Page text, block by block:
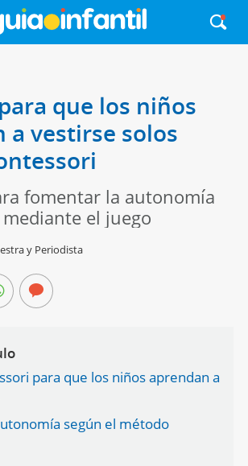
que los niños
a vestirse solos
fomentar la autonomía
el juego
y Periodista
para que los niños aprendan a
según el método